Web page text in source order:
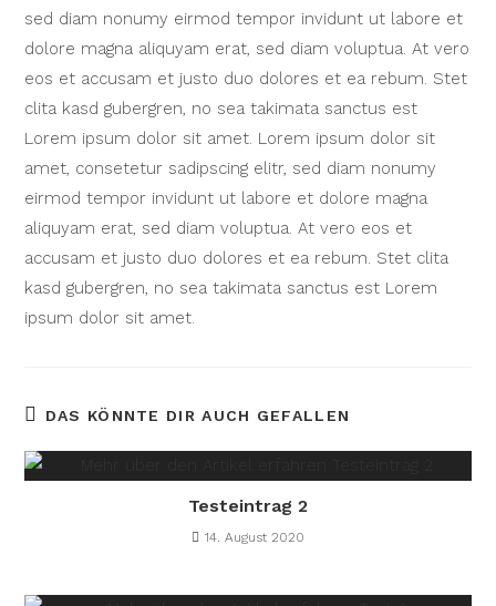
sed diam nonumy eirmod tempor invidunt ut labore et
dolore magna aliquyam erat, sed diam voluptua. At vero
eos et accusam et justo duo dolores et ea rebum. Stet
clita kasd gubergren, no sea takimata sanctus est
Lorem ipsum dolor sit amet. Lorem ipsum dolor sit
amet, consetetur sadipscing elitr, sed diam nonumy
eirmod tempor invidunt ut labore et dolore magna
aliquyam erat, sed diam voluptua. At vero eos et
accusam et justo duo dolores et ea rebum. Stet clita
kasd gubergren, no sea takimata sanctus est Lorem
ipsum dolor sit amet.
DAS KÖNNTE DIR AUCH GEFALLEN
Testeintrag 2
14. August 2020